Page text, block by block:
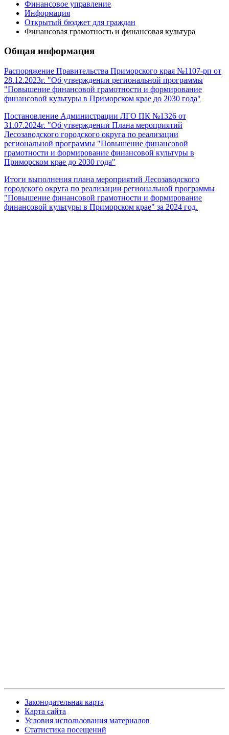
Финансовое управление
Информация
Открытый бюджет для граждан
Финансовая грамотность и финансовая культура
Общая информация
Распоряжение Правительства Приморского края №1107-рп от
28.12.2023г. "Об утверждении региональной программы
"Повышение финансовой грамотности и формирование
финансовой культуры в Приморском крае до 2030 года"
Постановление Администрации ЛГО ПК №1326 от
31.07.2024г. "Об утверждении Плана мероприятий
Лесозаводского городского округа по реализации
региональной программы "Повышение финансовой
грамотности и формирование финансовой культуры в
Приморском крае до 2030 года"
Итоги выполнения плана мероприятий Лесозаводского
городского округа по реализации региональной программы
"Повышение финансовой грамотности и формирование
финансовой культуры в Приморском крае" за 2024 год.
Законодательная карта
Карта сайта
Условия использования материалов
Статистика посещений